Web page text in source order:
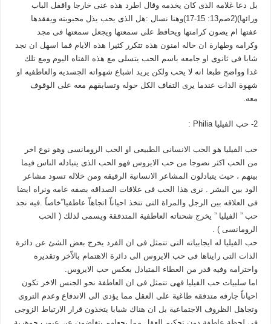
بل دعا غلامه الذى كان يخدمه وقال اطرد هذه عنى خارجا واقفل الباب
ورائها)(2صم13: 15-17)وهنا نسال :هل الذى يحب يذل محبوبته ويفقدها
عفتها ام يصون كرامتها ويحافظ على سمعتها ويجعل سمعتها فى مجد
وكرامه وطهارة ان حاله امنون هذه تتكرر كثيرا هذه الايام فما اسهل ان نجد
شابا فى ثانوى او جامعه باسم الحب يتسلى مع هذه الفتاه اليوم ومع تلك
غدا وواضح طبعا انه لا يحب ولكن يريد اشباع شهواته الجسديه والعاطفيه او
شهوة الذات عندما يرى التفاف الكل حوله وتسابقهم معه على الوقوف
معه.
2- حب الفيليا Philia :
حب الفيليا هو الحب الانسانى الطبيعى او الحب الرومانسى وهو نوع اخر
من الحب اكثر نضوجا من حب الايروس فهو الحب الذى يتبادله الناس فيما
بينهم ، حيث يتبادلون المشاعر الانسانية الرقيقه ومن خلاله تسود مشاعر
الود بين البشر . نرى هذا الحب فى علاقات الصداقه بصفه عامه ونراه ايضا
فى العلاقه بين الرجل والمراة التى تتخذ احياناّ اتجاهاّ عاطفيا ّخاصاّ .فيه نجد
حب ” الفيليا ” يخرج شحناته العاطفية المتدققة ويسمى لذلك ( الحب
الرومانسى ) .
حب الفيليا له ايجابياته التى تتمثل فى ان الفرد يخرج بعض الشئ عن دائرة
الذات التى رايناها فى حب الايروس الى دائرة الاهتمام بالاّخر وتقديره
واحترامه وفيه قدر من العطاء المتبادل بعكس حب الايروس.
اما سلبيات حب الفيليا فهى تتمثل فى ان العاطفة نحو الجنس الاخر تكون
احياناّ جارفه متدفقه طاغية على العقل مما يؤدى الى الاندفاع وعدم التروى
وتجاهل الظروف الاجتماعية بل ان هناك شبابا يتخذون قرار الارتباط الزوجى